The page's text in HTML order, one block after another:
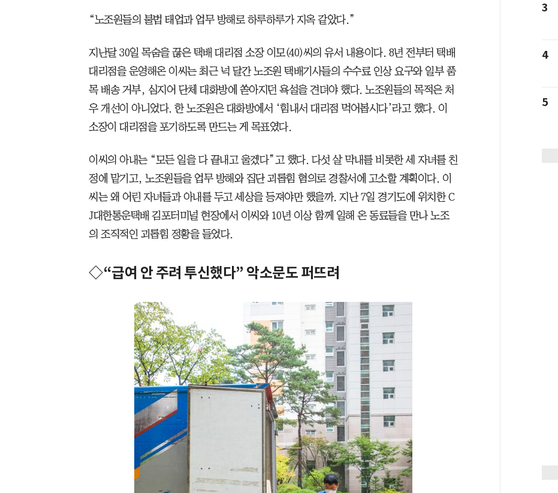
“노조원들의 불법 태업과 업무 방해로 하루하루가 지옥 같았다.”
지난달 30일 목숨을 끊은 택배 대리점 소장 이모(40)씨의 유서 내용이다. 8년 전부터 택배
대리점을 운영해온 이씨는 최근 넉 달간 노조원 택배기사들의 수수료 인상 요구와 일부 품
목 배송 거부, 심지어 단체 대화방에 쏟아지던 욕설을 견뎌야 했다. 노조원들의 목적은 처
우 개선이 아니었다. 한 노조원은 대화방에서 ‘힘내서 대리점 먹어봅시다’라고 했다. 이
소장이 대리점을 포기하도록 만드는 게 목표였다.
이씨의 아내는 “모든 일을 다 끝내고 울겠다”고 했다. 다섯 살 막내를 비롯한 세 자녀를 친
정에 맡기고, 노조원들을 업무 방해와 집단 괴롭힘 혐의로 경찰서에 고소할 계획이다. 이
씨는 왜 어린 자녀들과 아내를 두고 세상을 등져야만 했을까. 지난 7일 경기도에 위치한 C
J대한통운택배 김포터미널 현장에서 이씨와 10년 이상 함께 일해 온 동료들을 만나 노조
의 조직적인 괴롭힘 정황을 들었다.
◇“급여 안 주려 투신했다” 악소문도 퍼뜨려
3
4
5